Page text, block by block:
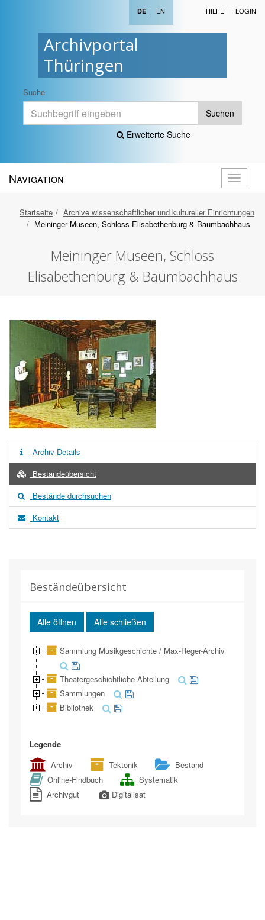
Archivportal
Thüringen
DE | EN HILFE LOGIN
Suche
Suchen
Erweiterte Suche
öffnen
Navigation
Startseite
Archive wissenschaftlicher und kultureller Einrichtungen
Meininger Museen, Schloss Elisabethenburg & Baumbachhaus
Meininger Museen, Schloss
Elisabethenburg & Baumbachhaus
Archiv-Details
Beständeübersicht
Bestände durchsuchen
Kontakt
Beständeübersicht
Alle öffnen Alle schließen
Sammlung Musikgeschichte / Max-Reger-Archiv
Theatergeschichtliche Abteilung
Sammlungen
Bibliothek
Legende
Archiv
Tektonik
Bestand
Online-Findbuch
Systematik
Archivgut
Digitalisat